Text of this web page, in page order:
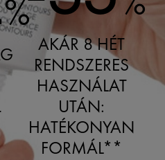
%
AKÁR 8 HÉT
RENDSZERES
HASZNÁLAT
UTÁN:
HATÉKONYAN
FORMÁL**